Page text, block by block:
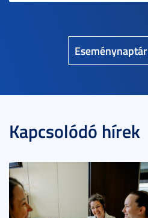
Eseménynaptár
Kapcsolódó hírek